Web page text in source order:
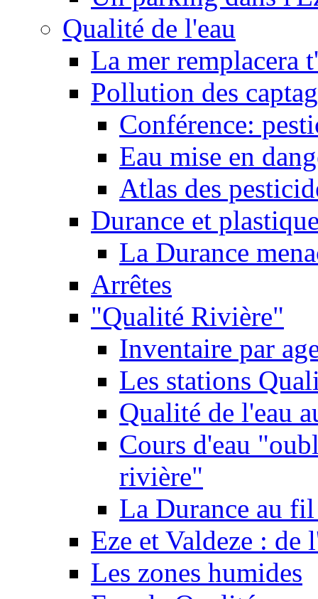
Qualité de l'eau
La mer remplacera
Pollution des
Conférence:
Eau mise en
Atlas des
Durance et
La Durance
Arrêtes
"Qualité Rivière"
Inventaire par
Les stations
Qualité de l'eau
Cours d'eau
rivière"
La Durance au
Eze et Valdeze : de
Les zones humides